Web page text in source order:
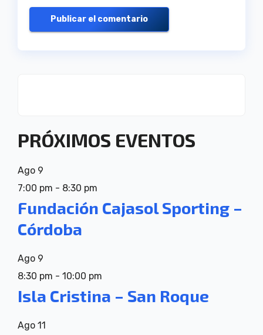
PRÓXIMOS EVENTOS
Ago 9
7:00 pm - 8:30 pm
Fundación Cajasol Sporting –
Córdoba
Ago 9
8:30 pm - 10:00 pm
Isla Cristina – San Roque
Ago 11